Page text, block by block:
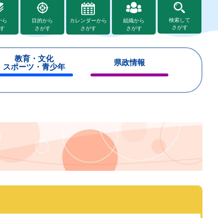
ら
目的から
さがす
カレンダーから
さがす
組織から
さがす
検索して
さがす
教育・文化
スポーツ・青少年
県政情報
じ